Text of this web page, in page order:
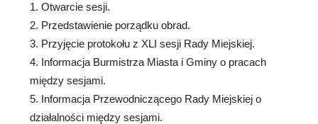
1. Otwarcie sesji.
2. Przedstawienie porządku obrad.
3. Przyjęcie protokołu z XLI sesji Rady Miejskiej.
4. Informacja Burmistrza Miasta i Gminy o pracach
między sesjami.
5. Informacja Przewodniczącego Rady Miejskiej o
działalności między sesjami.